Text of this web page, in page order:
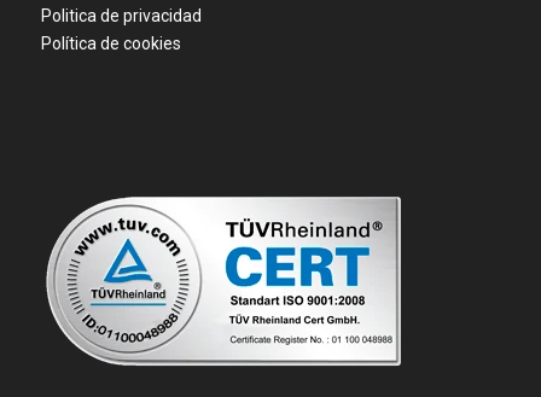
Politica de privacidad
Política de cookies